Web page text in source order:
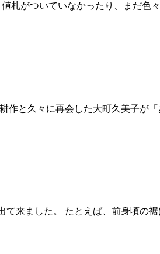
札がついていなかったり、まだ色
と久々に再会した大町久美子が
来ました。 たとえば、前身頃の